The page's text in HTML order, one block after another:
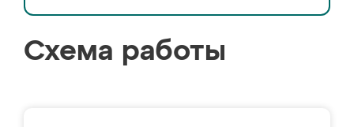
Схема работы